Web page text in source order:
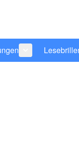
40 Euro anzeigen
Kategorie
Untermenü für